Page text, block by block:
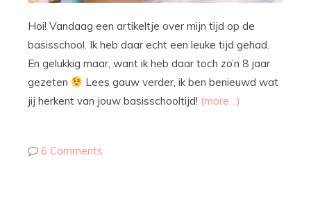
Hoi! Vandaag een artikeltje over mijn tijd op de
basisschool. Ik heb daar echt een leuke tijd gehad.
En gelukkig maar, want ik heb daar toch zo’n 8 jaar
gezeten
Lees gauw verder, ik ben benieuwd wat
jij herkent van jouw basisschooltijd! (more…)
6 Comments